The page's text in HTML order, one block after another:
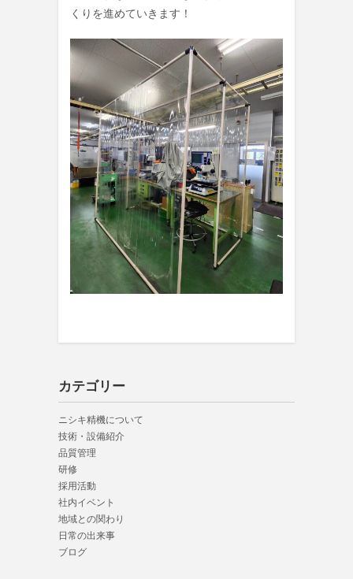
くりを進めていきます！
カテゴリー
ニシキ精機について
技術・設備紹介
品質管理
研修
採用活動
社内イベント
地域との関わり
日常の出来事
ブログ